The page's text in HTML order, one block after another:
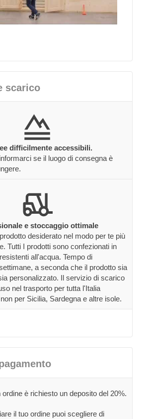
scarico
difficilmente accessibili.
se il luogo di consegna è
e stoccaggio ottimale
desiderato nel modo per te più
Tutti I prodotti sono confezionati in
all'acqua. Tempo di
a seconda che il prodotto sia
personalizzato. Il servizio di scarico
nel trasporto per tutta l'Italia
per Sicilia, Sardegna e altre isole.
ordine è richiesto un deposito del 20%.
il tuo ordine puoi scegliere di